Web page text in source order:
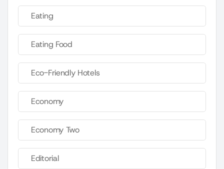
Eating
Eating Food
Eco-Friendly Hotels
Economy
Economy Two
Editorial